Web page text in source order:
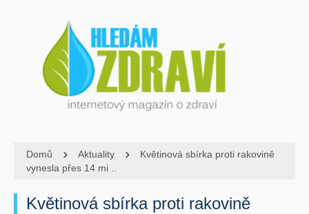
Domů Aktuality
Květinová sbírka proti rakovině
vynesla přes 14 mi ..
Květinová sbírka proti rakovině